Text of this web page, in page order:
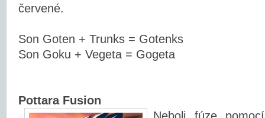
červené.
Son Goten + Trunks = Gotenks
Son Goku + Vegeta = Gogeta
Pottara Fusion